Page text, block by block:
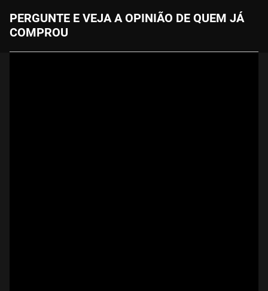
PERGUNTE E VEJA A OPINIÃO DE QUEM JÁ
COMPROU